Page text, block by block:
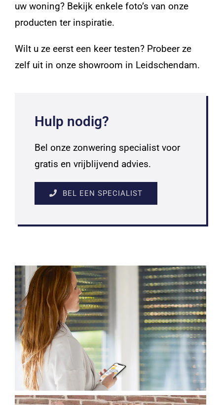
uw woning? Bekijk enkele foto’s van onze
producten ter inspiratie.
Wilt u ze eerst een keer testen? Probeer ze
zelf uit in onze showroom in Leidschendam.
Hulp nodig?
Bel onze zonwering specialist voor
gratis en vrijblijvend advies.
BEL EEN SPECIALIST